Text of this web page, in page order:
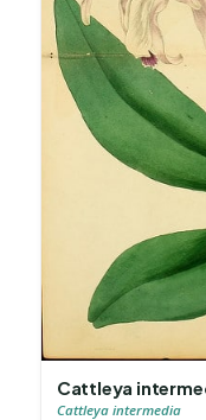
Cattleya
Cattleya intermedia